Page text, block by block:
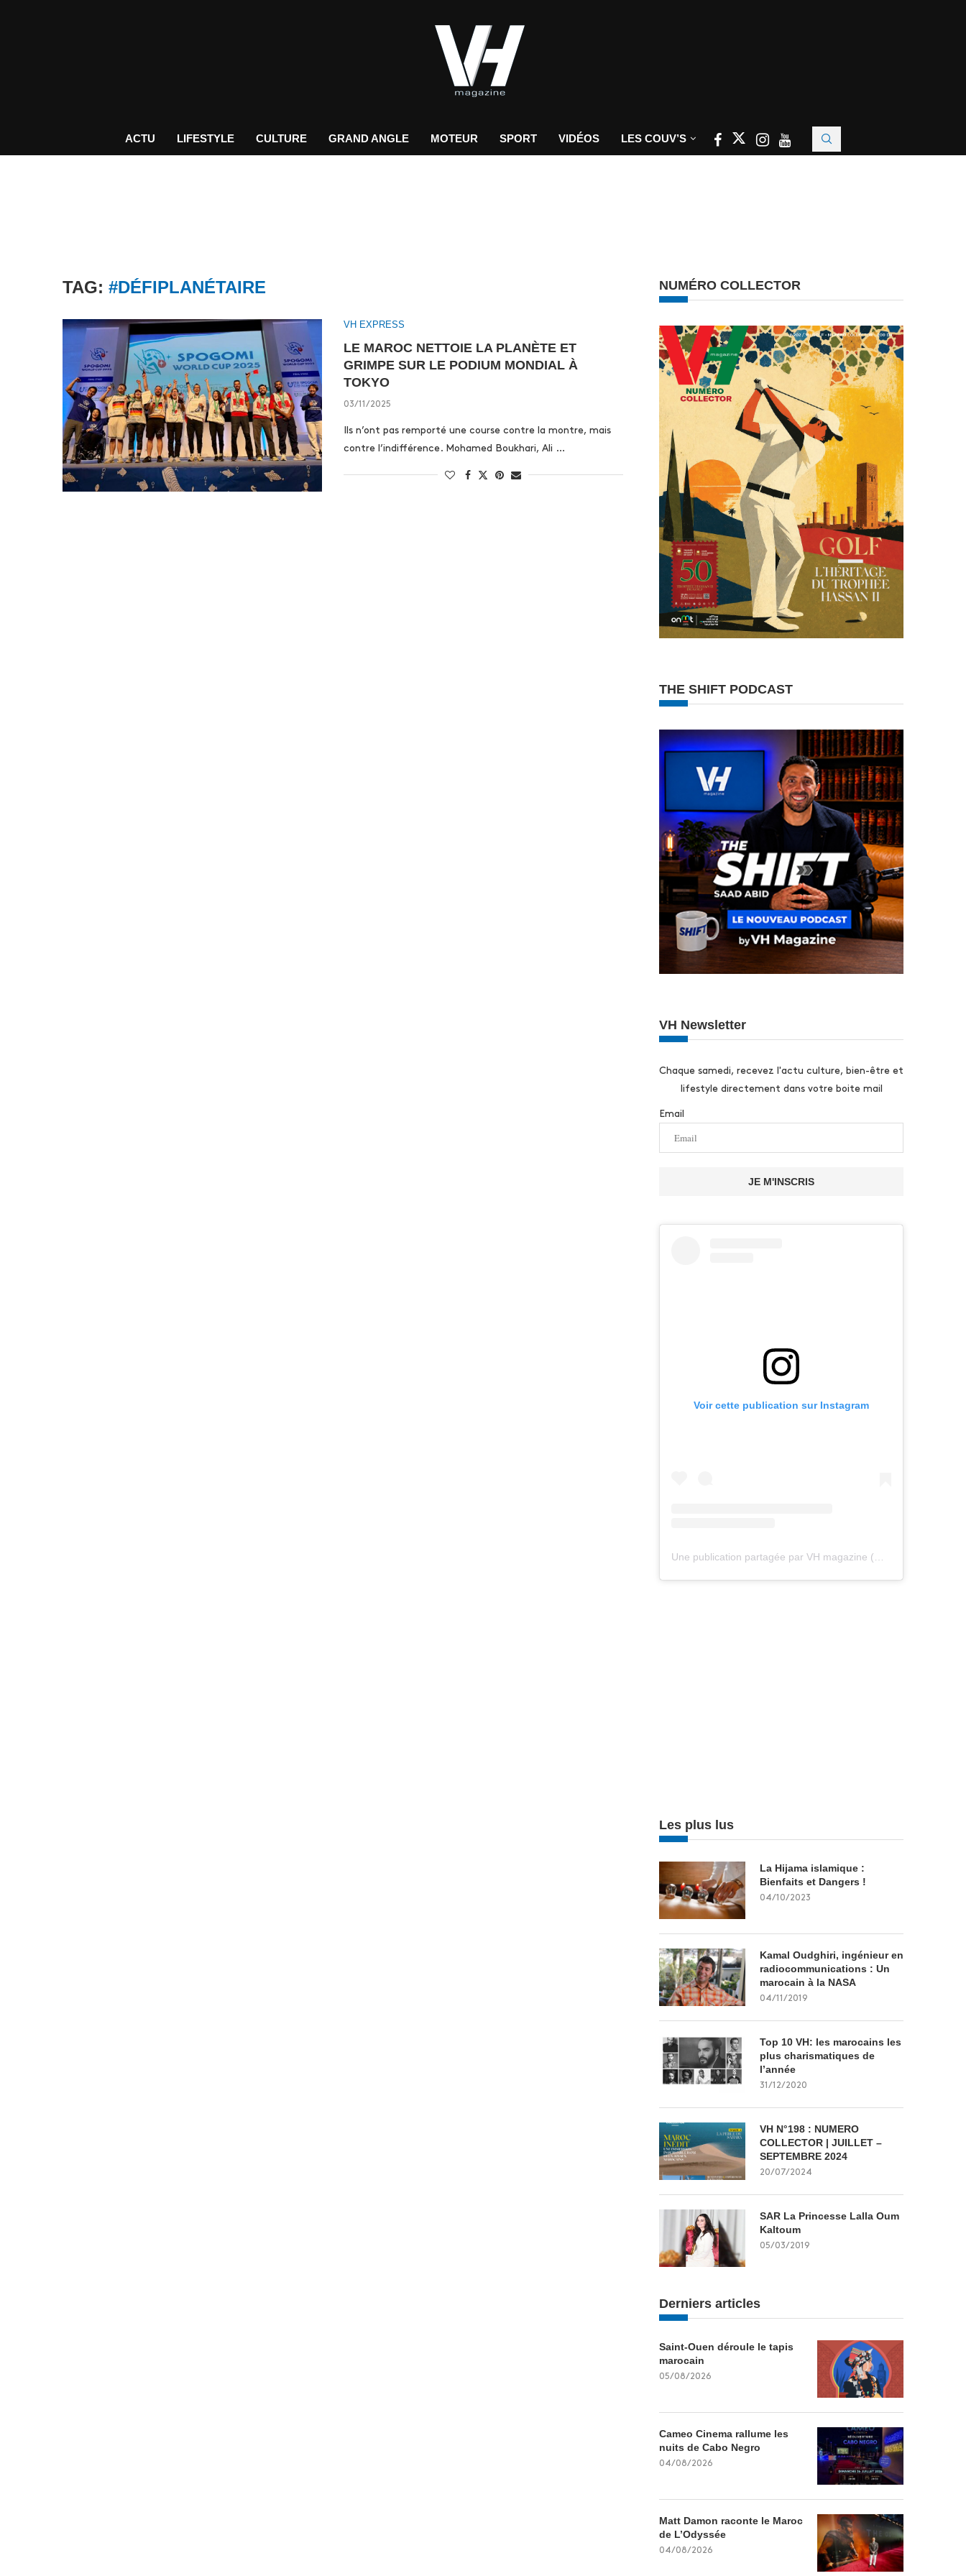
ACTU LIFESTYLE CULTURE GRAND ANGLE MOTEUR SPORT VIDÉOS LES COUV’S
TAG: #DÉFIPLANÉTAIRE
VH EXPRESS
LE MAROC NETTOIE LA PLANÈTE ET
GRIMPE SUR LE PODIUM MONDIAL À
TOKYO
03/11/2025
Ils n’ont pas remporté une course contre la montre, mais
contre l’indifférence. Mohamed Boukhari, Ali …
NUMÉRO COLLECTOR
THE SHIFT PODCAST
VH Newsletter
Chaque samedi, recevez l'actu culture, bien-être et
lifestyle directement dans votre boite mail
Email
JE M'INSCRIS
Voir cette publication sur Instagram
Les plus lus
La Hijama islamique :
Bienfaits et Dangers !
04/10/2023
Kamal Oudghiri, ingénieur en
radiocommunications : Un
marocain à la NASA
04/11/2019
Top 10 VH: les marocains les
plus charismatiques de
l’année
31/12/2020
VH N°198 : NUMERO
COLLECTOR | JUILLET –
SEPTEMBRE 2024
20/07/2024
SAR La Princesse Lalla Oum
Kaltoum
05/03/2019
Derniers articles
Saint-Ouen déroule le tapis
marocain
05/08/2026
Cameo Cinema rallume les
nuits de Cabo Negro
04/08/2026
Matt Damon raconte le Maroc
de L’Odyssée
04/08/2026